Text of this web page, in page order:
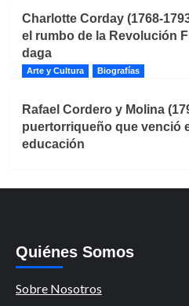
Charlotte Corday (1768-
el rumbo de la Revolución
daga
Arte y Cultura Biografías
Rafael Cordero y Molina
puertorriqueño que venció
educación
Quiénes Somos
Sobre Nosotros